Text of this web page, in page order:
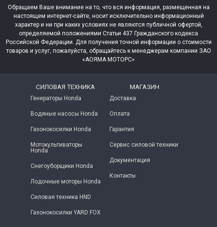
Обращаем Ваше внимание на то, что вся информация, размещенная на
настоящем интернет-сайте, носит исключительно информационный
характер и ни при каких условиях не являются публичной офертой,
определяемой положениями Статьи 437 Гражданского кодекса
Российской Федерации. Для получения точной информации о стоимости
товаров и услуг, пожалуйста, обращайтесь к менеджерам компании ЗАО
«АОЯМА МОТОРС»
СИЛОВАЯ ТЕХНИКА
Генераторы Honda
Водяные насосы Honda
Газонокосилки Honda
Мотокультиваторы
Honda
Снегоуборщики Honda
Лодочные моторы Honda
Силовая техника HND
Газонокосилки YARD FOX
МАГАЗИН
Доставка
Оплата
Гарантия
Сервис силовой техники
Документация
Контакты